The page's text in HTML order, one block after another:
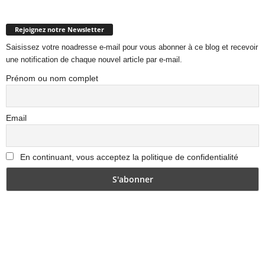
Rejoignez notre Newsletter
Saisissez votre noadresse e-mail pour vous abonner à ce blog et recevoir
une notification de chaque nouvel article par e-mail.
Prénom ou nom complet
Email
En continuant, vous acceptez la politique de confidentialité